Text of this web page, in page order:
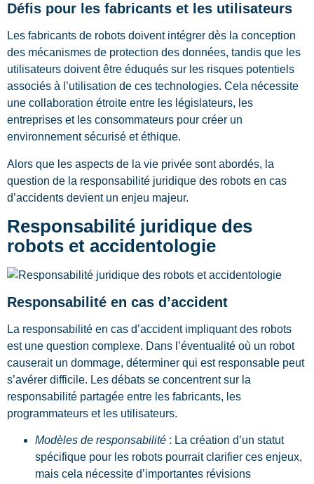
Défis pour les fabricants et les utilisateurs
Les fabricants de robots doivent intégrer dès la conception
des mécanismes de protection des données, tandis que les
utilisateurs doivent être éduqués sur les risques potentiels
associés à l’utilisation de ces technologies. Cela nécessite
une collaboration étroite entre les législateurs, les
entreprises et les consommateurs pour créer un
environnement sécurisé et éthique.
Alors que les aspects de la vie privée sont abordés, la
question de la responsabilité juridique des robots en cas
d’accidents devient un enjeu majeur.
Responsabilité juridique des
robots et accidentologie
Responsabilité en cas d’accident
La responsabilité en cas d’accident impliquant des robots
est une question complexe. Dans l’éventualité où un robot
causerait un dommage, déterminer qui est responsable peut
s’avérer difficile. Les débats se concentrent sur la
responsabilité partagée entre les fabricants, les
programmateurs et les utilisateurs.
Modèles de responsabilité : La création d’un statut
spécifique pour les robots pourrait clarifier ces enjeux,
mais cela nécessite d’importantes révisions